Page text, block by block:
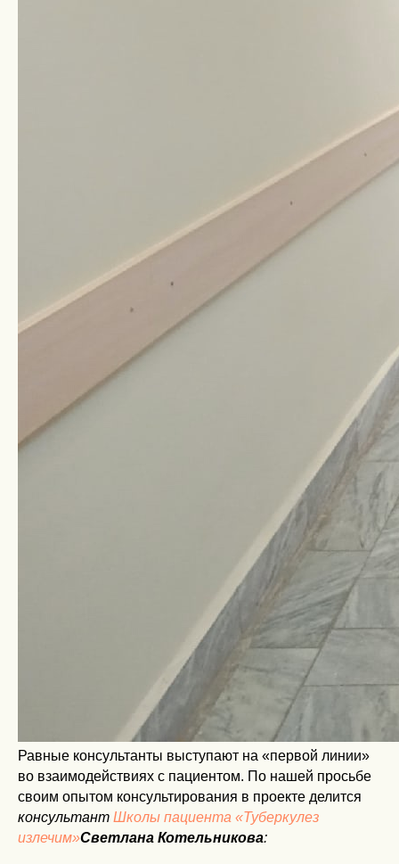
Равные консультанты выступают на «первой линии»
во взаимодействиях с пациентом. По нашей просьбе
своим опытом консультирования в проекте делится
консультант Школы пациента «Туберкулез
излечим»Светлана Котельникова: